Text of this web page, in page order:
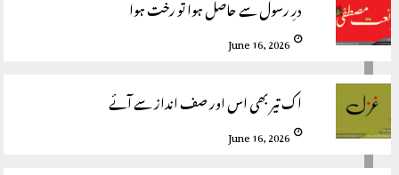
درِ رسول سے حاصل ہوا تو رخت ہوا
June 16, 2026
اک تیر بھی اس اور صف انداز سے آئے
June 16, 2026